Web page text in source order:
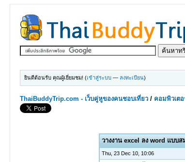
ยินดีต้อนรับ คุณผู้เยี่ยมชม! (เข้าสู่ระบบ — ลงทะเบียน)
ThaiBuddyTrip.com - เว็บคู่หูของคนชอบเที่ยว / คอมพิวเต
วางงาน excel ลง word แบบ
Thu, 23 Dec 10, 10:06